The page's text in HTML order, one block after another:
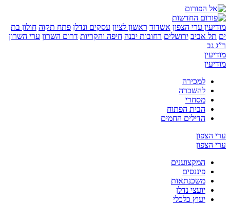
ערי הצפון אשדוד ראשון לציון עסקים ונדלן פתח תקוה חולון בת
אביב ירושלים רחובות יבנה חיפה והקריות דרום השרון ערי השרון
למכירה
להשכרה
מסחרי
הבית הפתוח
הדילים החמים
המקצוענים
פיננסים
משכנתאות
יועצי נדלן
יעוץ כלכלי